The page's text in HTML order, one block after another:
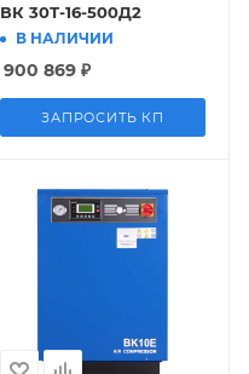
ВК 30Т-16-500Д2
В НАЛИЧИИ
900 869 ₽
ЗАПРОСИТЬ КП